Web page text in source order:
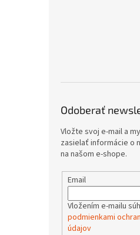
Odoberať
Vložte svoj e-mail a
zasielať informácie o
na našom e-shope.
Email
Vložením e-mailu
podmienkami
údajov